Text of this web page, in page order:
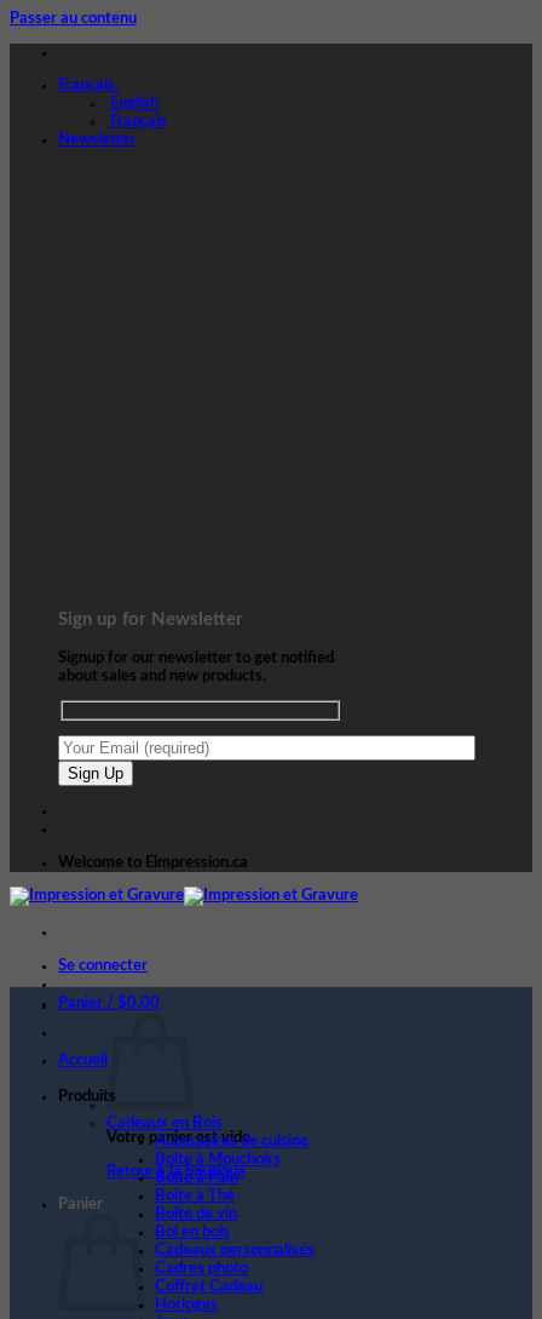
Passer au contenu
Français
English
Français
Newsletter
Sign up for Newsletter
Signup for our newsletter to get notified
about sales and new products.
Welcome to Eimpression.ca
Se connecter
Panier / $0.00
Votre panier est vide.
Retour à la boutique
Panier
Accueil
Produits
Cadeaux en Bois
Accessoires de cuisine
Boîte à Mouchoirs
Boite à Pain
Boîte à Thé
Boîte de vin
Bol en bois
Cadeaux personnalisés
Cadres photo
Coffret Cadeau
Horloges